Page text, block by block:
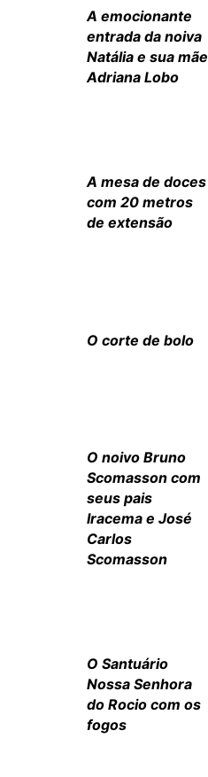
A emocionante
entrada da noiva
Natália e sua mãe
Adriana Lobo
A mesa de doces
com 20 metros
de extensão
O corte de bolo
O noivo Bruno
Scomasson com
seus pais
Iracema e José
Carlos
Scomasson
O Santuário
Nossa Senhora
do Rocio com os
fogos